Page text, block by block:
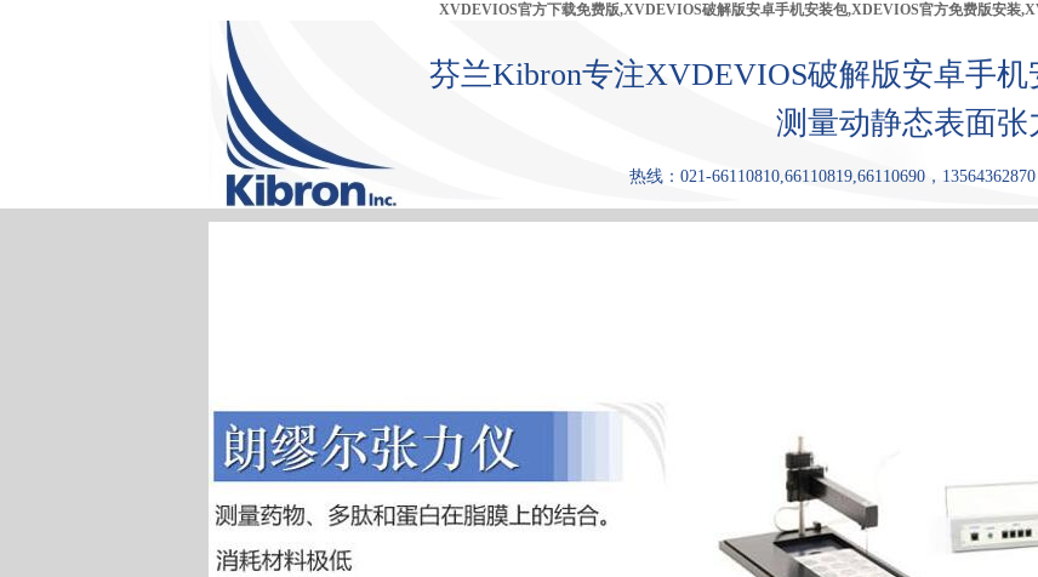
XVDEVIOS官方下载免费版,XVDEVIOS破解版安卓手机安装包,XDEVIOS官方免费版安装
芬兰Kibron专注XVDEVIOS破解版安卓手机
测量动静态表面张
热线：021-66110810,66110819,66110690，13564362870
首 页 产品中心 张力仪 XDEVIOS官 XVDEVIOS 原理和